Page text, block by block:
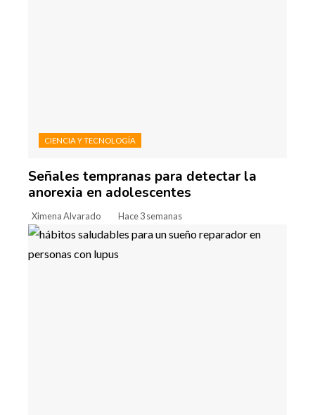
CIENCIA Y TECNOLOGÍA
Señales tempranas para detectar la
anorexia en adolescentes
Ximena Alvarado Hace 3 semanas